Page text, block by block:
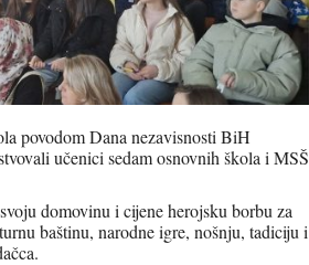
povodom Dana nezavisnosti BiH
učenici sedam osnovnih škola i MSŠ
domovinu i cijene herojsku borbu za
baštinu, narodne igre, nošnju, tadiciju i